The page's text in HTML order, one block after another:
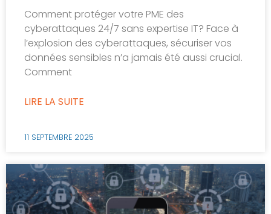
Comment protéger votre PME des
cyberattaques 24/7 sans expertise IT? Face à
l’explosion des cyberattaques, sécuriser vos
données sensibles n’a jamais été aussi crucial.
Comment
LIRE LA SUITE
11 SEPTEMBRE 2025